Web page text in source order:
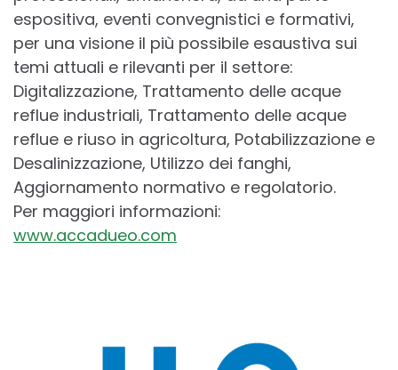
espositiva, eventi convegnistici e formativi,
per una visione il più possibile esaustiva sui
temi attuali e rilevanti per il settore:
Digitalizzazione, Trattamento delle acque
reflue industriali, Trattamento delle acque
reflue e riuso in agricoltura, Potabilizzazione e
Desalinizzazione, Utilizzo dei fanghi,
Aggiornamento normativo e regolatorio.
Per maggiori informazioni:
www.accadueo.com